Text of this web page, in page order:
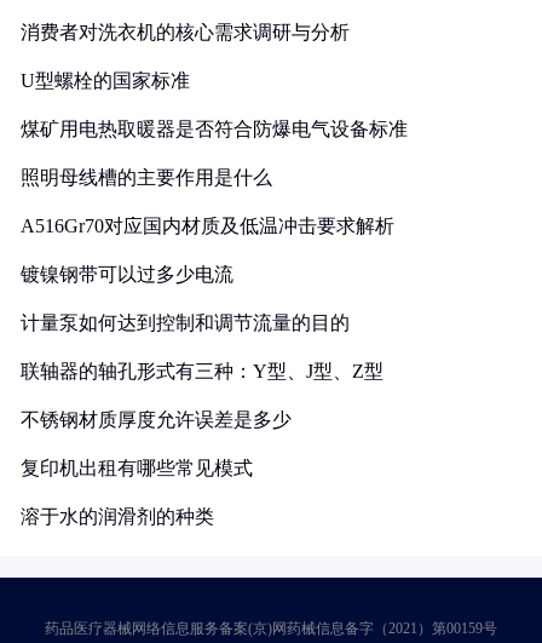
消费者对洗衣机的核心需求调研与分析
U型螺栓的国家标准
煤矿用电热取暖器是否符合防爆电气设备标准
照明母线槽的主要作用是什么
A516Gr70对应国内材质及低温冲击要求解析
镀镍钢带可以过多少电流
计量泵如何达到控制和调节流量的目的
联轴器的轴孔形式有三种：Y型、J型、Z型
不锈钢材质厚度允许误差是多少
复印机出租有哪些常见模式
溶于水的润滑剂的种类
药品医疗器械网络信息服务备案(京)网药械信息备字（2021）第00159号